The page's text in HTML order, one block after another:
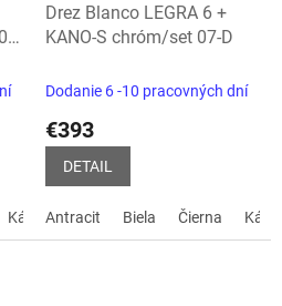
Kávová biela soft sivá vulkán
Drez Blanco LEGRA 6 +
KANO-S chróm/set 07-D
Dodanie 6 -10 pracovných dní
€393
DETAIL
Antracit Biela Čierna